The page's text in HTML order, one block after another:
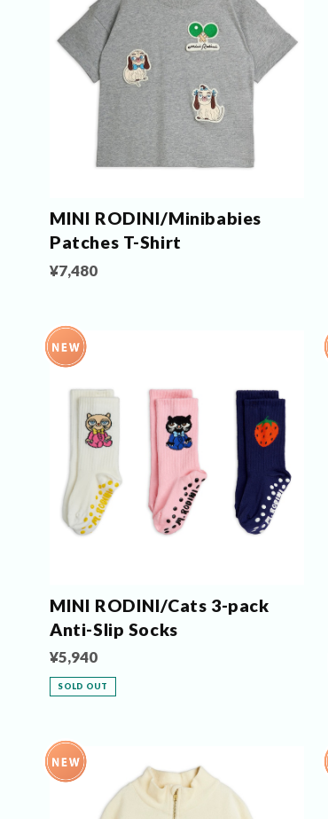
MINI RODINI/Minibabies
Patches T-Shirt
¥7,480
MINI RODINI/Cats 3-pack
Anti-Slip Socks
¥5,940
SOLD OUT